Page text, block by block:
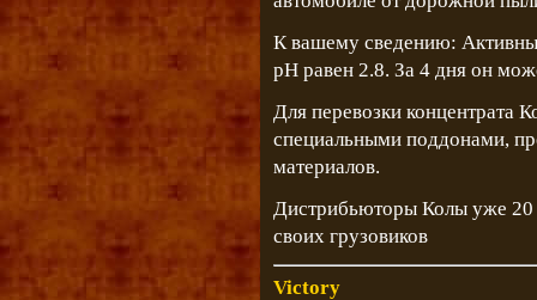
К вашему сведению:
рН равен 2.8. За 4 дня он
Для перевозки концентрата
специальными поддонами,
материалов.
Дистрибьюторы Колы уже 20
своих грузовиков
Victory